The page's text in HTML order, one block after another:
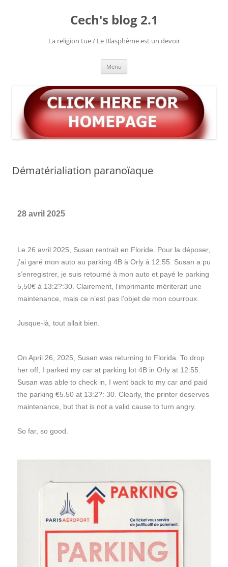
Cech's blog 2.1
La religion tue / Le Blasphème est un devoir
Menu
Dématérialiation paranoïaque
28 avril 2025
Le 26 avril 2025, Susan rentrait en Floride. Pour la déposer,
j’ai garé mon auto au parking 4B à Orly à 12:55. Susan a pu
s’enregistrer, je suis retourné à mon auto et payé le parking
5,50€ à 13:2?:30. Clairement, l’imprimante mériterait une
maintenance, mais ce n’est pas l’objet de mon courroux.
Jusque-là, tout allait bien.
On April 26, 2025, Susan was returning to Florida. To drop
her off, I parked my car at parking lot 4B in Orly at 12:55.
Susan was able to check in, I went back to my car and paid
the parking €5.50 at 13:2?: 30. Clearly, the printer deserves
maintenance, but that is not a valid cause to turn angry.
So far, so good.